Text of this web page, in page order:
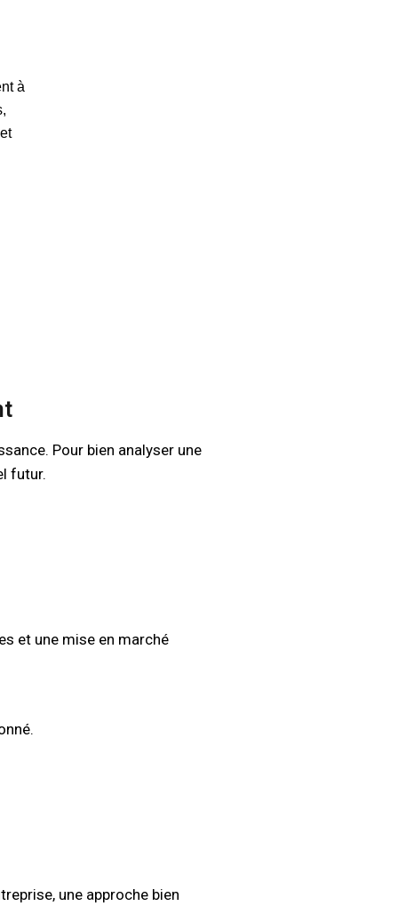
à
Pour bien analyser une
futur.
et une mise en marché
une approche bien